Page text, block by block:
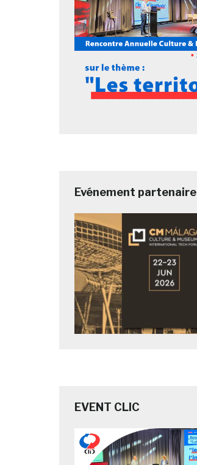
Evénement partenaire
EVENT CLIC